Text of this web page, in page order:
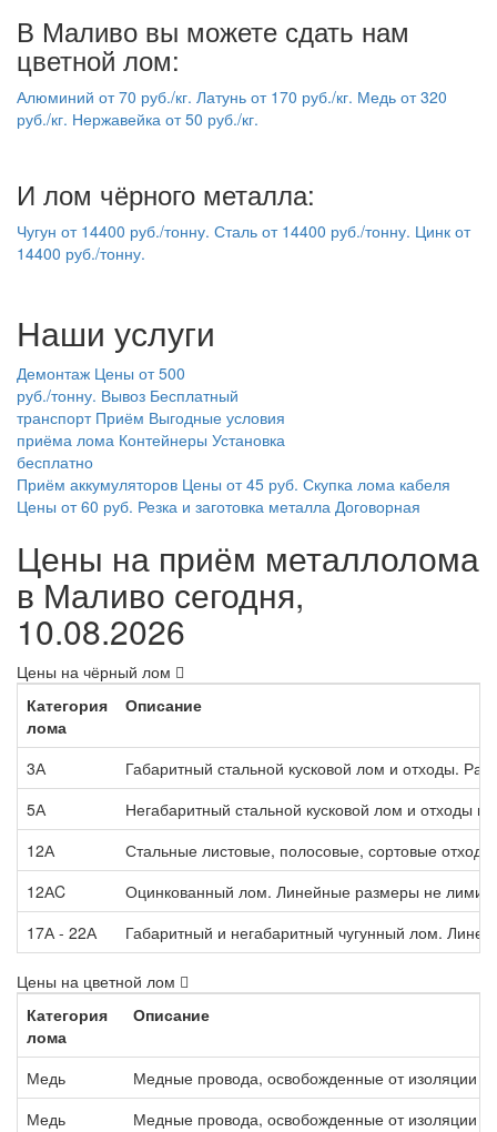
В Маливо вы можете сдать нам
цветной лом:
Алюминий от70 руб./кг. Латунь от 170 руб./кг. Медь от320
руб./кг. Нержавейка от50 руб./кг.
И лом чёрного металла:
Чугун от 14400 руб./тонну. Сталь от 14400 руб./тонну. Цинк от
14400 руб./тонну.
Наши услуги
Демонтаж Цены от 500
руб./тонну. Вывоз Бесплатный
транспорт Приём Выгодные условия
приёма лома Контейнеры Установка
бесплатно
Приём аккумуляторов Цены от 45 руб. Скупка лома кабеля
Цены от 60 руб. Резка и заготовка металла Договорная
Цены на приём металлолома
в Маливо сегодня,
10.08.2026
Цены на чёрный лом
Категория
лома
Описание
3А
Габаритный стальной кусковой лом и отходы.
5А
Негабаритный стальной кусковой лом и
12А
Стальные листовые, полосовые, сортовые
12АC
Оцинкованный лом. Линейные размеры не
17А - 22А
Габаритный и негабаритный чугунный лом.
Цены на цветной лом
Категория
лома
Описание
Медь
Медные провода, освобожденные от изоляции
Медь
Медные провода, освобожденные от изоляции